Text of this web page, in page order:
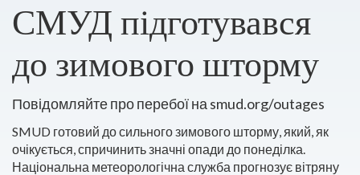
СМУД підготувався
до зимового шторму
Повідомляйте про перебої на smud.org/outages
SMUD готовий до сильного зимового шторму, який, як
очікується, спричинить значні опади до понеділка.
Національна метеорологічна служба прогнозує вітряну